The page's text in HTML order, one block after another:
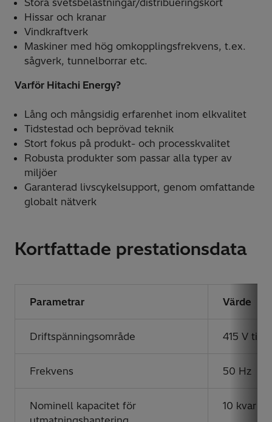
Stora svetsbelastningar/distribueringskort
Hissar och kranar
Vindkraftverk
Maskiner med hög omkopplingsfrekvens, t.ex.
sågverk, tunnelborrar etc.
Varför Hitachi Energy?
Lång och mångsidig erfarenhet inom elkvalitet
Tidstestad och beprövad teknik
Stort fokus på produkt- och processkvalitet
Robusta produkter som passar alla typer av
miljöer
Garanterad livscykelsupport, genom omfattande
globalt nätverk
Kortfattade prestationsdata
Parametrar Värde
Driftspänningsområde 415 V till
Frekvens 50 Hz
Nominell kapacitet för
10 kvar